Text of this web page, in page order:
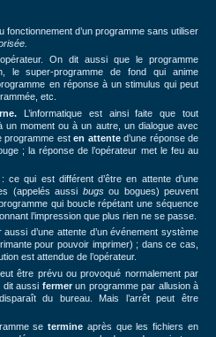
fonctionnement d’un programme sans utiliser
On dit aussi que le programme
le super-programme de fond qui anime
en réponse à un stimulus qui peut
etc.
L’informatique est ainsi faite que tout
moment ou à un autre, un dialogue avec
programme est en attented’une réponse de
; la réponse de l’opérateur met le feu au
: ce qui est différent d’être en attente d’une
(appelés aussi bugsou bogues) peuvent
qui boucle répétant une séquence
l’impression que plus rien ne se passe.
d’une attente d’un événement système
pour pouvoir imprimer) ; dans ce cas,
est attendue de l’opérateur.
être prévu ou provoqué normalement par
dit aussi fermerun programme par allusion à
du bureau. Mais l’arrêt peut être
setermine après que les fichiers en